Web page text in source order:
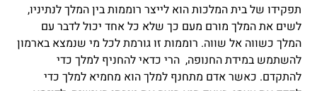
תפקידו של בית המלכות הוא לייצר רוממות בין המלך לנתיניו,
לשים את המלך מורם מעם כך שלא כל אחד יכול לדבר עם
המלך כשווה אל שווה. רוממות זו גורמת לכל מי שנמצא בארמון
להשתמש במידת החנופה, הרי כדאי להחניף למלך כדי
להתקדם. כאשר אדם מתחנף למלך הוא מחמיא למלך כדי